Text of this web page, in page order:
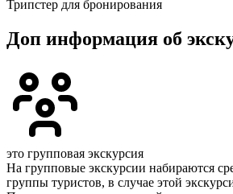
Трипстер для бронирования
Доп информация об
это групповая экскурсия
На групповые экскурсии набираются
группы туристов, в случае этой